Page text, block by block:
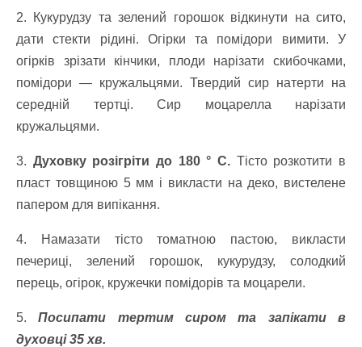
2. Кукурудзу та зелений горошок відкинути на сито,
дати стекти рідині. Огірки та помідори вимити. У
огірків зрізати кінчики, плоди нарізати скибочками,
помідори — кружальцями. Твердий сир натерти на
середній тертці. Сир моцарелла нарізати
кружальцями.
3. Духовку розігріти до 180 ° С. Тісто розкотити в
пласт товщиною 5 мм і викласти на деко, вистелене
папером для випікання.
4. Намазати тісто томатною пастою, викласти
печериці, зелений горошок, кукурудзу, солодкий
перець, огірок, кружечки помідорів та моцарели.
5.Посипати тертим сиром та запікати в
духовці 35 хв.